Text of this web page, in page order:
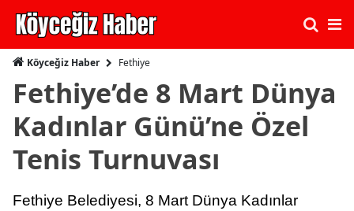
Köyceğiz Haber Fethiye
Fethiye’de 8 Mart Dünya
Kadınlar Günü’ne Özel
Tenis Turnuvası
Fethiye Belediyesi, 8 Mart Dünya Kadınlar